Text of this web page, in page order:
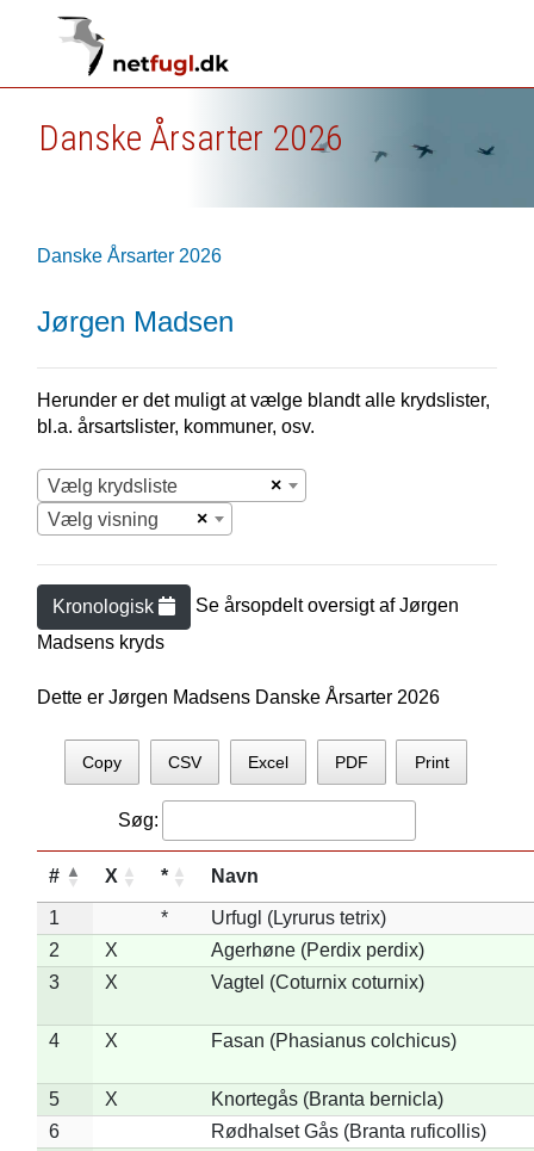
Danske Årsarter 2026
Danske Årsarter 2026
Jørgen Madsen
Herunder er det muligt at vælge blandt alle krydslister,
bl.a. årsartslister, kommuner, osv.
×
Vælg krydsliste
×
Vælg visning
Kronologisk Se årsopdelt oversigt afJørgen
Madsens kryds
Dette er Jørgen Madsens Danske Årsarter 2026
Copy CSV Excel PDF Print
Søg:
# X * Navn
1 *
Urfugl (Lyrurus tetrix)
2
X
Agerhøne (Perdix perdix)
3
X Vagtel (Coturnix coturnix)
4 X Fasan (Phasianus colchicus)
5 X
Knortegås (Branta bernicla)
6
Rødhalset Gås (Branta ruficollis)